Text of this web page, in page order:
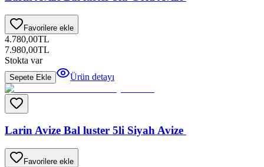
Favorilere ekle
4.780,00TL
7.980,00TL
Stokta var
Sepete Ekle Ürün detayı
Larin Avize Bal luster 5li Siyah Avize
Favorilere ekle